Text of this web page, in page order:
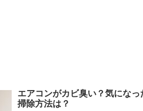
エアコンがカビ臭い？気にな
掃除方法は？